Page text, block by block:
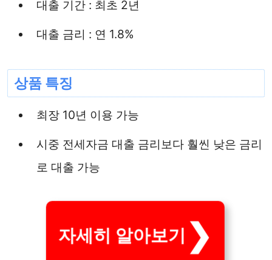
대출 기간 : 최초 2년
대출 금리 : 연 1.8%
상품 특징
최장 10년 이용 가능
시중 전세자금 대출 금리보다 훨씬 낮은 금리
로 대출 가능
자세히 알아보기